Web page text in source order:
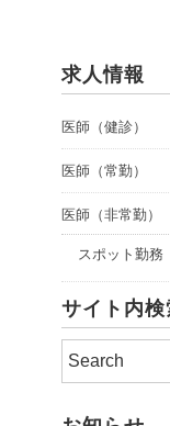
求人情報
医師（健診）
医師（常勤）
医師（非常勤）
スポット勤務
サイト内検